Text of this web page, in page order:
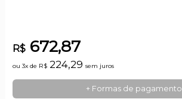
R$672,87
ou 3x de R$224,29 sem juros
+ Formas de pagamento